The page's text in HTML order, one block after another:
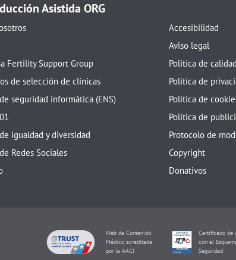
Asistida ORG
Fertility Support Group
de selección de clínicas
seguridad informática (ENS)
igualdad y diversidad
Redes Sociales
Accesibilidad
Aviso legal
Política de
Política de
Política de
Política de
Protocolo de
Copyright
Donativos
Web de Contenido
Médico acreditada
por la AACI
Certificado de
con el
Seguridad